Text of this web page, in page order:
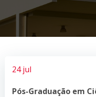
24 jul
Pós-Graduação em